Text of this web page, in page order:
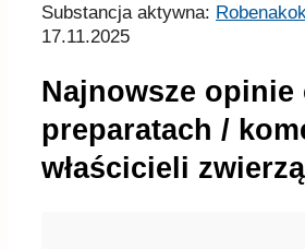
Substancja aktywna:
17.11.2025
Najnowsze opinie
preparatach /
właścicieli